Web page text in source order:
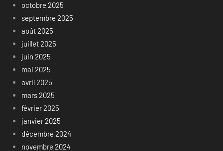
octobre 2025
septembre 2025
août 2025
juillet 2025
juin 2025
mai 2025
avril 2025
mars 2025
février 2025
janvier 2025
décembre 2024
novembre 2024